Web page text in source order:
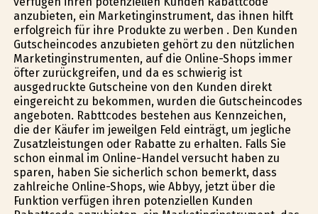
anzubieten, ein Marketinginstrument, das ihnen hilft
erfolgreich für ihre Produkte zu werben . Den Kunden
Gutscheincodes anzubieten gehört zu den nützlichen
Marketinginstrumenten, auf die Online-Shops immer
öfter zurückgreifen, und da es schwierig ist
ausgedruckte Gutscheine von den Kunden direkt
eingereicht zu bekommen, wurden die Gutscheincodes
angeboten. Rabttcodes bestehen aus Kennzeichen,
die der Käufer im jeweilgen Feld einträgt, um jegliche
Zusatzleistungen oder Rabatte zu erhalten. Falls Sie
schon einmal im Online-Handel versucht haben zu
sparen, haben Sie sicherlich schon bemerkt, dass
zahlreiche Online-Shops, wie Abbyy, jetzt über die
Funktion verfügen ihren potenziellen Kunden